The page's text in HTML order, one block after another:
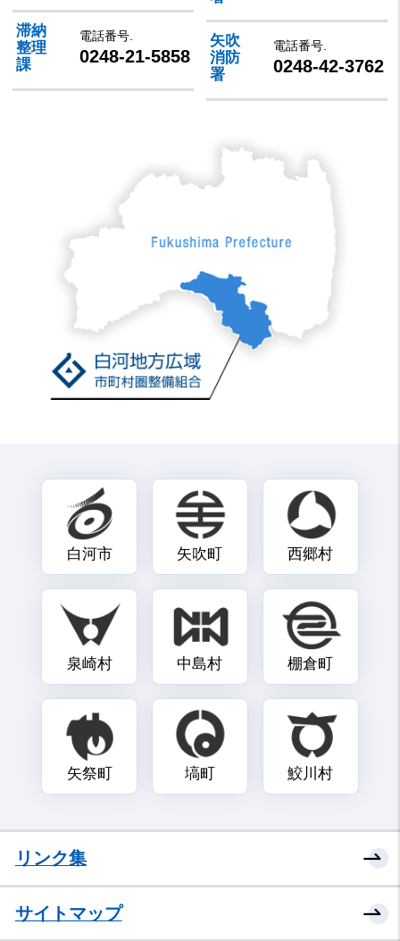
滞納
整理
課
電話番号.
0248-21-5858
矢吹
消防
署
電話番号.
0248-42-3762
白河市 矢吹町 西郷村
泉崎村 中島村 棚倉町
矢祭町 塙町 鮫川村
リンク集
サイトマップ